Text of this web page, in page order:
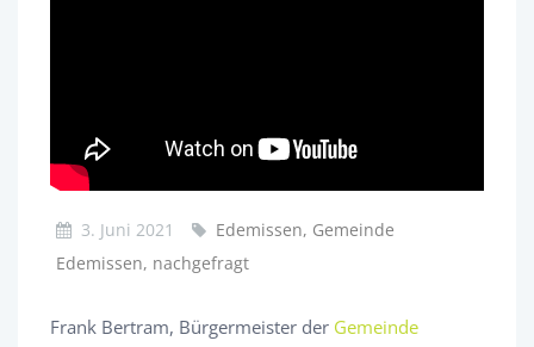
3. Juni 2021
Edemissen, Gemeinde
Edemissen, nachgefragt
Frank Bertram, Bürgermeister der Gemeinde